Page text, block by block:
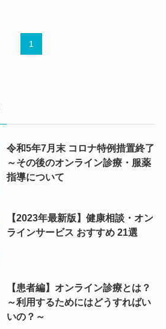
1
令和5年7月末 コロナ特例措置終了
～その後のオンライン診療・服薬
指導について
【2023年最新版】健康相談・オン
ラインサービス おすすめ 21選
【患者編】オンライン診療とは？
～利用するためにはどうすればい
いの？～